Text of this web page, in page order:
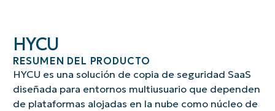
HYCU
RESUMEN DEL PRODUCTO
HYCU es una solución de copia de seguridad SaaS
diseñada para entornos multiusuario que dependen
de plataformas alojadas en la nube como núcleo de